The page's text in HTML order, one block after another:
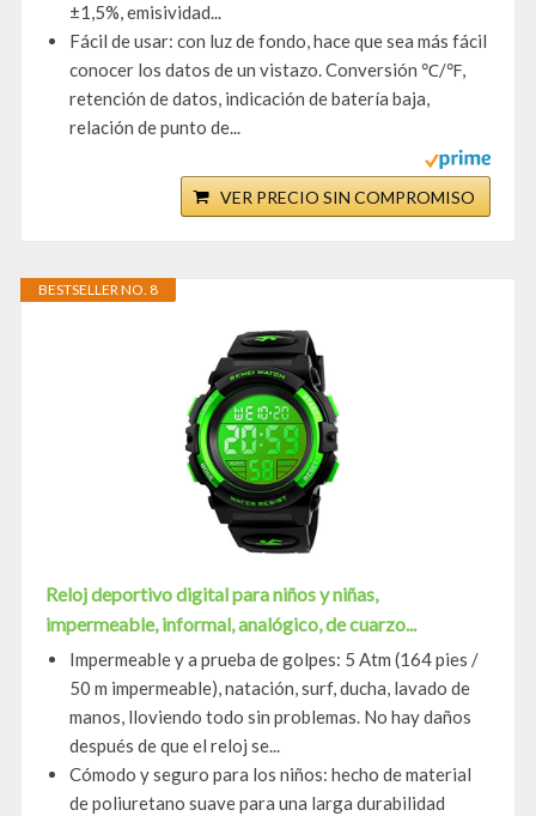
±1,5%, emisividad...
Fácil de usar: con luz de fondo, hace que sea más fácil
conocer los datos de un vistazo. Conversión ℃/℉,
retención de datos, indicación de batería baja,
relación de punto de...
VER PRECIO SIN COMPROMISO
BESTSELLER NO. 8
Reloj deportivo digital para niños y niñas,
impermeable, informal, analógico, de cuarzo...
Impermeable y a prueba de golpes: 5 Atm (164 pies /
50 m impermeable), natación, surf, ducha, lavado de
manos, lloviendo todo sin problemas. No hay daños
después de que el reloj se...
Cómodo y seguro para los niños: hecho de material
de poliuretano suave para una larga durabilidad